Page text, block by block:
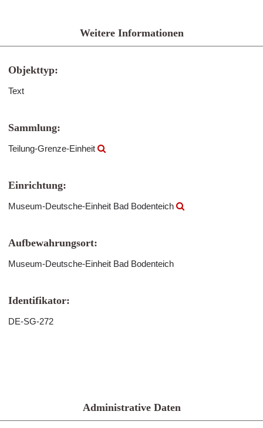
Weitere Informationen
Objekttyp:
Text
Sammlung:
Teilung-Grenze-Einheit
Einrichtung:
Museum-Deutsche-Einheit Bad Bodenteich
Aufbewahrungsort:
Museum-Deutsche-Einheit Bad Bodenteich
Identifikator:
DE-SG-272
Administrative Daten